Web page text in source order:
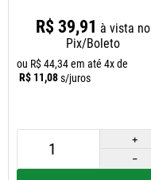
R$ 39,91 à vista no
Pix/Boleto
ou R$44,34em até 4x de
R$ 11,08s/juros
＋
－